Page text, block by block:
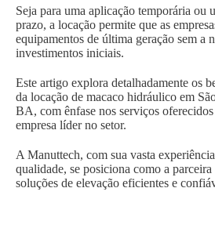
Seja para uma aplicação temporária ou
prazo, a locação permite que as
equipamentos de última geração sem a
investimentos iniciais.
Este artigo explora detalhadamente os
da locação de macaco hidráulico em
BA, com ênfase nos serviços
empresa líder no setor.
A Manuttech, com sua vasta
qualidade, se posiciona como a
soluções de elevação eficientes e